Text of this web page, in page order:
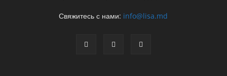
Свяжитесь с нами: info@lisa.md